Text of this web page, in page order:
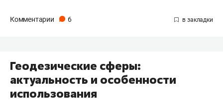
Комментарии 6
Геодезические сферы:
актуальность и особенности
использования